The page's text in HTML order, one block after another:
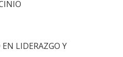
EN LIDERAZGO Y